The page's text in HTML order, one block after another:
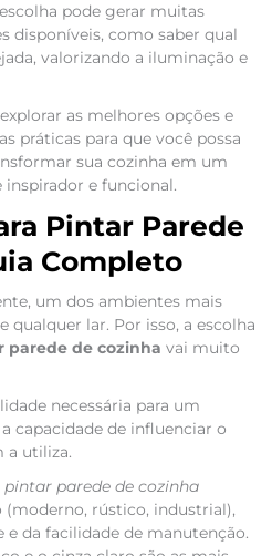
pode gerar muitas
disponíveis, como saber qual
valorizando a iluminação e
as melhores opções e
práticas para que você possa
sua cozinha em um
e funcional.
Pintar Parede
Completo
um dos ambientes mais
qualquer lar. Por isso, a escolha
parede de cozinha vai muito
necessária para um
capacidade de influenciar o
a utiliza.
parede de cozinha
(moderno, rústico, industrial),
da facilidade de manutenção.